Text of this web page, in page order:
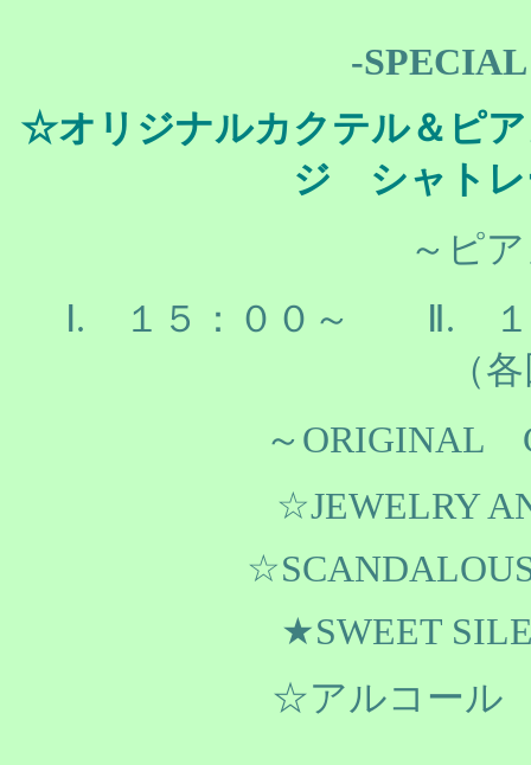
-
☆オリジナルカクテル＆ピ
ジ シャトレ
～ピ
Ⅰ. １５：００～ Ⅱ.
（
～ORIGINAL
☆JEWELRY
★SWEET
☆アルコー